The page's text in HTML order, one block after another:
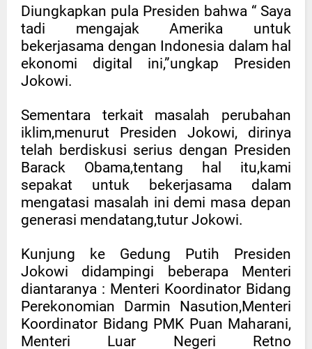
Diungkapkan pula Presiden bahwa “ Saya
tadi mengajak Amerika untuk
bekerjasama dengan Indonesia dalam hal
ekonomi digital ini,”ungkap Presiden
Jokowi.
Sementara terkait masalah perubahan
iklim,menurut Presiden Jokowi, dirinya
telah berdiskusi serius dengan Presiden
Barack Obama,tentang hal itu,kami
sepakat untuk bekerjasama dalam
mengatasi masalah ini demi masa depan
generasi mendatang,tutur Jokowi.
Kunjung ke Gedung Putih Presiden
Jokowi didampingi beberapa Menteri
diantaranya : Menteri Koordinator Bidang
Perekonomian Darmin Nasution,Menteri
Koordinator Bidang PMK Puan Maharani,
Menteri Luar Negeri Retno